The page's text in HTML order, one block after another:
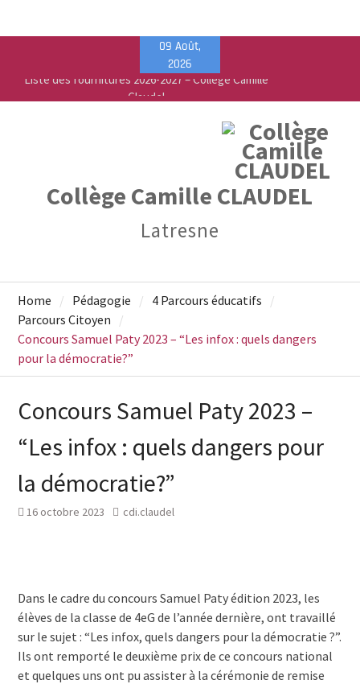
content
09 Août,
2026
Liste des fournitures 2026-2027 – Collège Camille
Claudel
Vente de fournitures scolaires – PEEP & Bureau
Vallée
Calendrier de rentrée pour les élèves – Année
Collège Camille CLAUDEL
Latresne
Home Pédagogie
4 Parcours éducatifs
Parcours Citoyen
Concours Samuel Paty 2023 – “Les infox : quels dangers
pour la démocratie?”
Concours Samuel Paty 2023 –
“Les infox : quels dangers pour
la démocratie?”
16 octobre 2023 cdi.claudel
Dans le cadre du concours Samuel Paty édition 2023, les
élèves de la classe de 4eG de l’année dernière, ont travaillé
sur le sujet : “Les infox, quels dangers pour la démocratie ?”.
Ils ont remporté le deuxième prix de ce concours national
et quelques uns ont pu assister à la cérémonie de remise